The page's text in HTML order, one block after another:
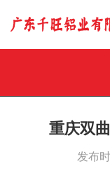
重庆双
发布